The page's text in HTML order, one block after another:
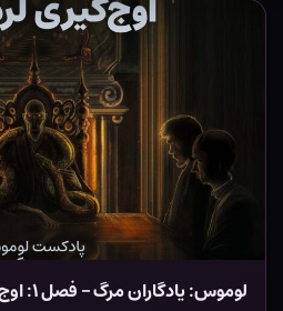
لوموس: یادگاران مرگ – فصل ۱: اوج‌گیری لرد سیاه